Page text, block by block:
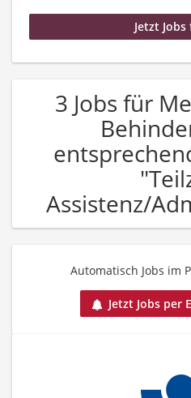
3 Jobs für
Assistenz/
Automatisch Jobs im
Jetzt Jobs per